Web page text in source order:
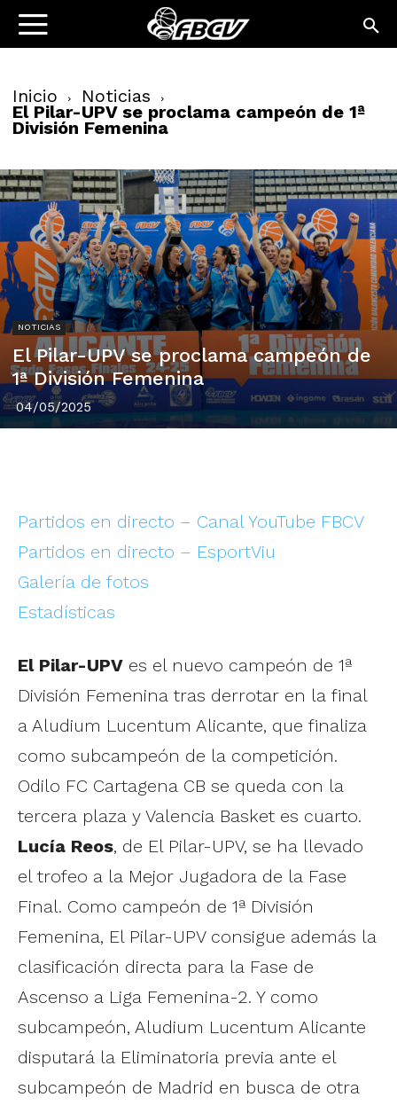
Inicio Noticias
El Pilar-UPV se proclama campeón de 1ª
División Femenina
NOTICIAS
El Pilar-UPV se proclama campeón de
1ª División Femenina
04/05/2025
Partidos en directo – Canal YouTube FBCV
Partidos en directo – EsportViu
Galería de fotos
Estadísticas
El Pilar-UPV es el nuevo campeón de 1ª
División Femenina tras derrotar en la final
a Aludium Lucentum Alicante, que finaliza
como subcampeón de la competición.
Odilo FC Cartagena CB se queda con la
tercera plaza y Valencia Basket es cuarto.
Lucía Reos, de El Pilar-UPV, se ha llevado
el trofeo a la Mejor Jugadora de la Fase
Final. Como campeón de 1ª División
Femenina, El Pilar-UPV consigue además la
clasificación directa para la Fase de
Ascenso a Liga Femenina-2. Y como
subcampeón, Aludium Lucentum Alicante
disputará la Eliminatoria previa ante el
subcampeón de Madrid en busca de otra